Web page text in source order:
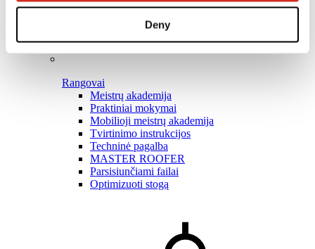
Deny
Rangovai
Meistrų akademija
Praktiniai mokymai
Mobilioji meistrų akademija
Tvirtinimo instrukcijos
Techninė pagalba
MASTER ROOFER
Parsisiunčiami failai
Optimizuoti stogą